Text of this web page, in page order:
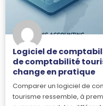
Logiciel de
de comptabilité
change en pratique
Comparer un logiciel de
tourisme ressemble, à